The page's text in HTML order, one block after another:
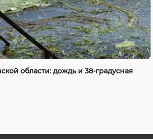
области: дождь и 38-градусная